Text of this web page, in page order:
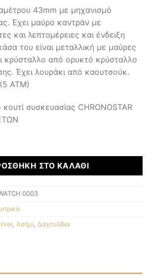
43mm με μηχανισμό
Έχει μαύρο καντράν με
και λεπτομέρειες και ένδειξη
του είναι μεταλλική με μαύρες
κρύσταλλο από ορυκτό κρύσταλλο
Έχει λουράκι από καουτσούκ.
(5 ΑΤΜ)
συσκευασίας CHRONOSTAR
ΣΤΟ ΚΑΛΆΘΙ
0003
, Ασήμι Δαχτυλίδια